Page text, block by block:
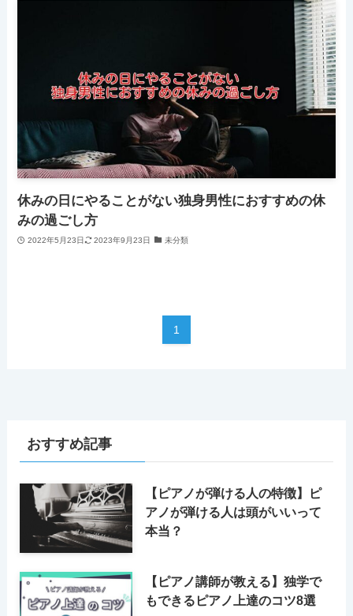
休みの日にやることがない独身男性におすすめの休
みの過ごし方
2022年5月23日 2023年9月23日 未分類
1
おすすめ記事
【ピアノが弾ける人の特徴】ピ
アノが弾ける人は頭がいいって
本当？
【ピアノ講師が教える】独学で
もできるピアノ上達のコツ8選